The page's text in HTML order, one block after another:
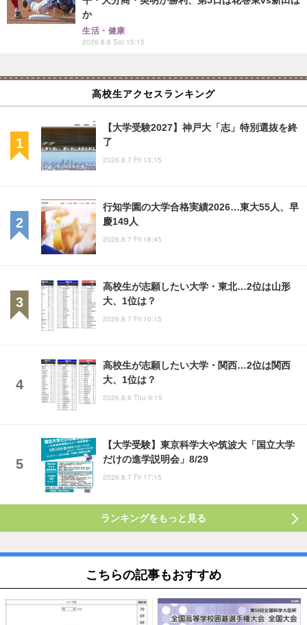
か
生活・健康
2026.8.8 Sat 15:15
高校生アクセスランキング
【大学受験2027】神戸大「志」特別選抜を終
了
2026.8.7 Fri 13:15
行知学園の大学合格実績2026…東大55人、早
慶149人
2026.8.7 Fri 18:45
高校生が志願したい大学・東北…2位は山形
大、1位は？
2026.8.7 Fri 10:15
高校生が志願したい大学・関西…2位は関西
大、1位は？
2026.8.6 Thu 9:15
【大学受験】東京科学大や筑波大「国立大学
だけの進学説明会」8/29
2026.8.7 Fri 17:15
ランキングをもっと見る
こちらの記事もおすすめ